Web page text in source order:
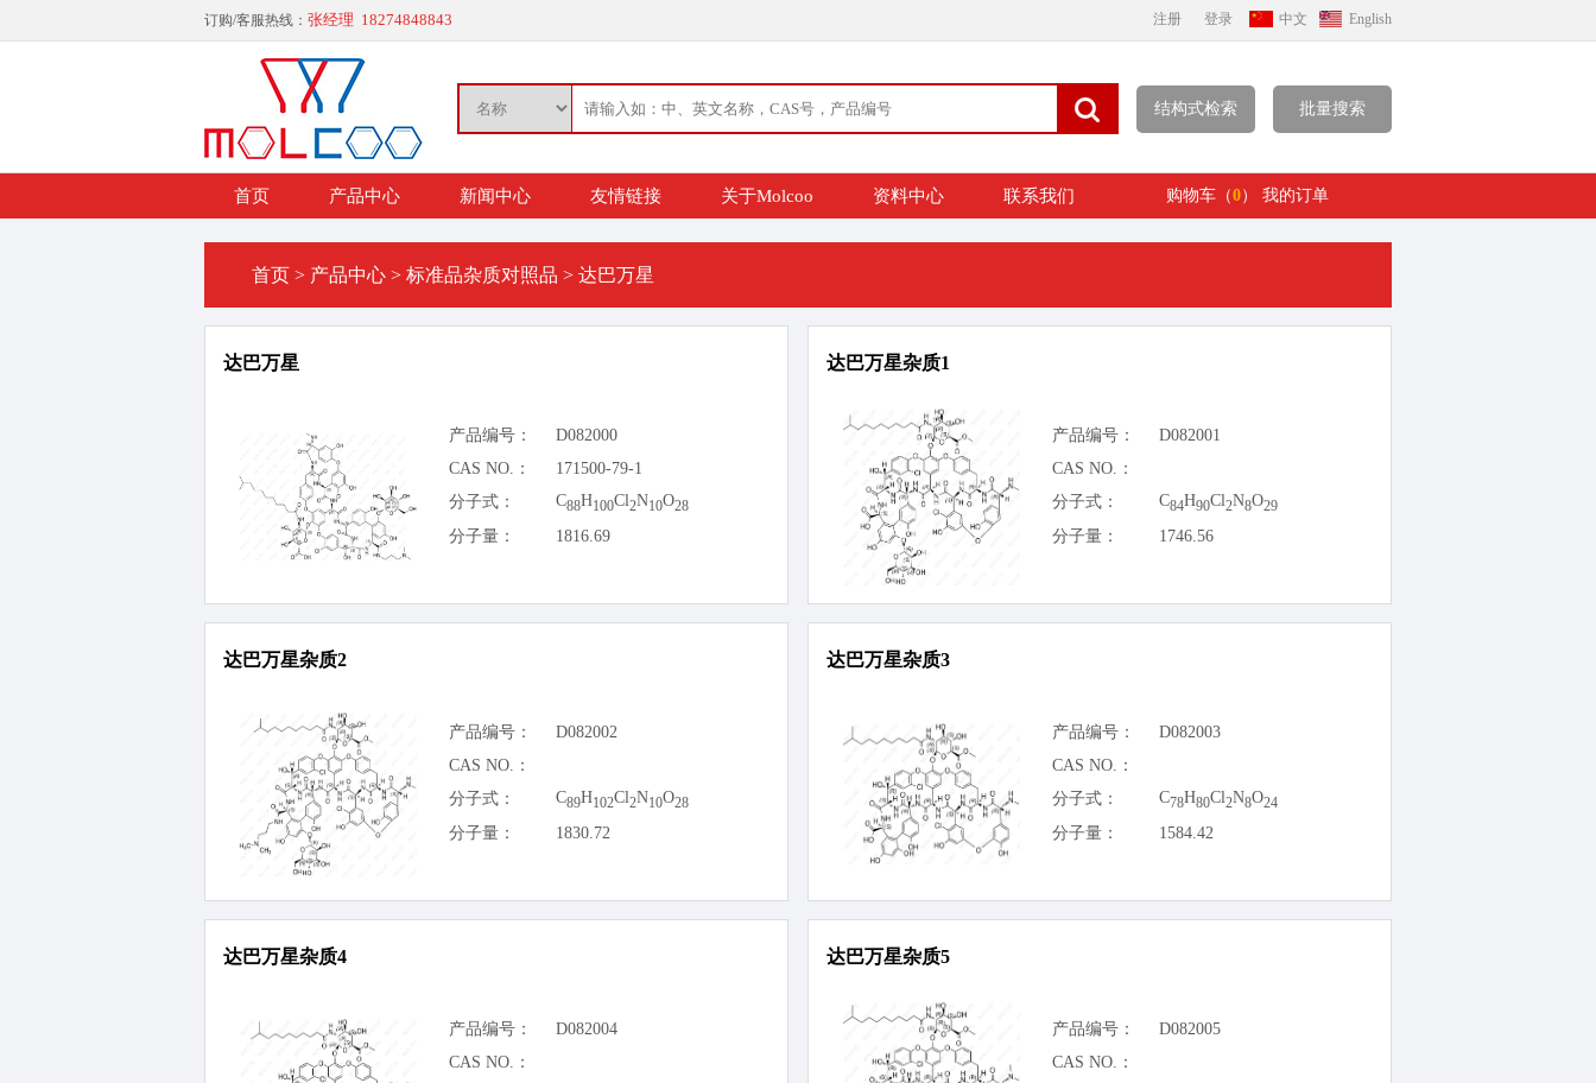
订购/客服热线： 张经理 18274848843 注册 登录 中文 English
结构式检索 批量搜索
首页 产品中心 新闻中心 友情链接 关于Molcoo 资料中心 联系我们 购物车（0） 我的订单
首页 > 产品中心 > 标准品杂质对照品 > 达巴万星
达巴万星
产品编号：
D082000
CAS NO.：
171500-79-1
分子式：
C88H100Cl2N10O28
分子量： 1816.69
达巴万星杂质1
产品编号：
D082001
CAS NO.：
分子式：
C84H90Cl2N8O29
分子量： 1746.56
达巴万星杂质2
产品编号：
D082002
CAS NO.：
分子式：
C89H102Cl2N10O28
分子量： 1830.72
达巴万星杂质3
产品编号：
D082003
CAS NO.：
分子式：
C78H80Cl2N8O24
分子量： 1584.42
达巴万星杂质4
产品编号：
D082004
CAS NO.：
达巴万星杂质5
产品编号：
D082005
CAS NO.：